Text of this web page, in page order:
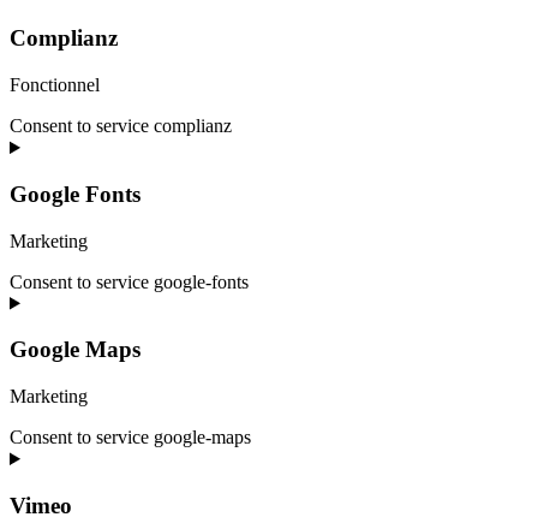
Complianz
Fonctionnel
Consent to service complianz
Google Fonts
Marketing
Consent to service google-fonts
Google Maps
Marketing
Consent to service google-maps
Vimeo